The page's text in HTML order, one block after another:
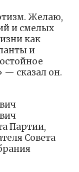
Желаю,
и смелых
как
и
— сказал он.
Партии,
Совета